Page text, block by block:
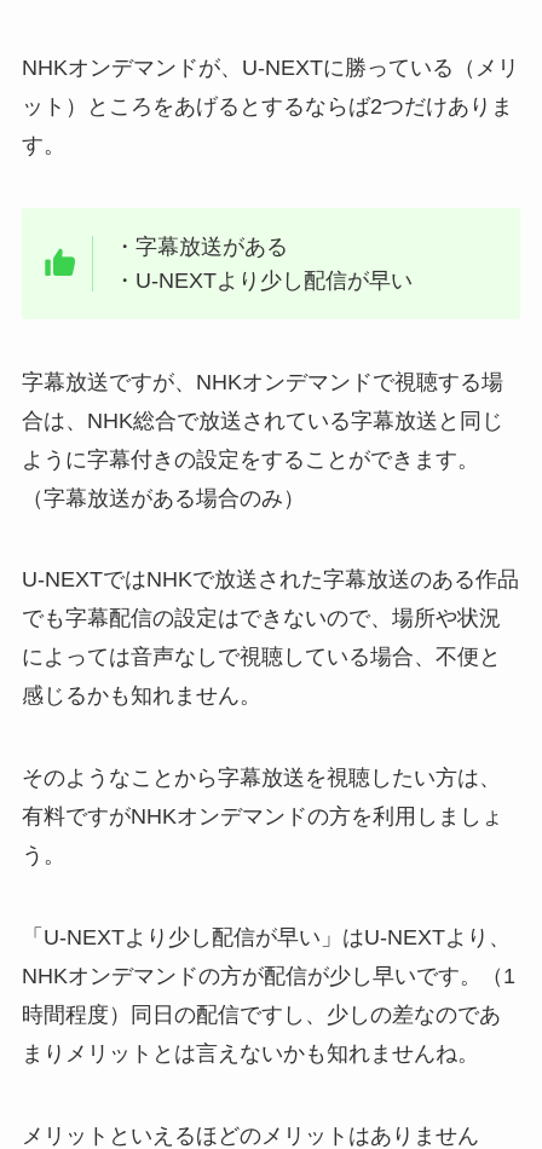
NHKオンデマンドが、U-NEXTに勝っている（メリ
ット）ところをあげるとするならば2つだけありま
す。
・字幕放送がある
・U-NEXTより少し配信が早い
字幕放送ですが、NHKオンデマンドで視聴する場
合は、NHK総合で放送されている字幕放送と同じ
ように字幕付きの設定をすることができます。
（字幕放送がある場合のみ）
U-NEXTではNHKで放送された字幕放送のある作品
でも字幕配信の設定はできないので、場所や状況
によっては音声なしで視聴している場合、不便と
感じるかも知れません。
そのようなことから字幕放送を視聴したい方は、
有料ですがNHKオンデマンドの方を利用しましょ
う。
「U-NEXTより少し配信が早い」はU-NEXTより、
NHKオンデマンドの方が配信が少し早いです。（1
時間程度）同日の配信ですし、少しの差なのであ
まりメリットとは言えないかも知れませんね。
メリットといえるほどのメリットはありません